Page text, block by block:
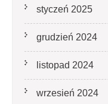
styczeń 2025
grudzień 2024
listopad 2024
wrzesień 2024